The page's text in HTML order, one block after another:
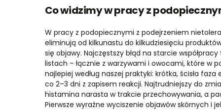
Co widzimy w pracy z
W pracy z podopiecznymi z podejrzeniem
eliminują od kilkunastu do kilkudziesięciu
się objawy. Najczęstszy błąd na starcie
listach – łącznie z warzywami i owocami, które w
najlepiej według naszej praktyki: krótka, ścisła
co 2–3 dni z zapisem reakcji. Najtrudniejszy do
histamina narasta w trakcie przechowywania, a
Pierwsze wyraźne wyciszenie objawów skórnych i